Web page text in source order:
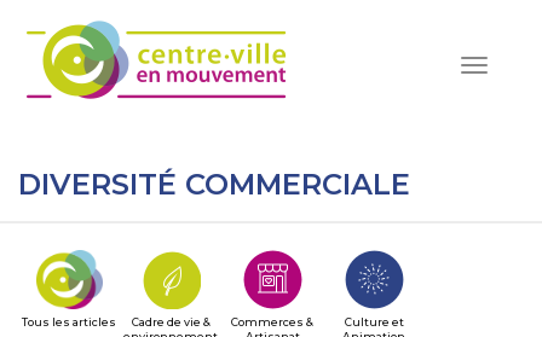
Toggle
DIVERSITÉ COMMERCIALE
Tous les articles
Cadre de vie &
Commerces &
Culture et